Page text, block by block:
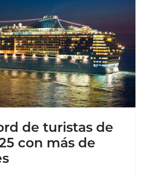
de turistas de
con más de